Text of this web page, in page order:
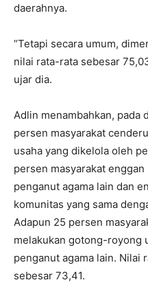
daerahnya.
“Tetapi secara umum,
nilai rata-rata sebesar
ujar dia.
Adlin menambahkan, pada
persen masyarakat
usaha yang dikelola oleh
persen masyarakat
penganut agama lain dan
komunitas yang sama
Adapun 25 persen
melakukan gotong-royong
penganut agama lain. Nilai
sebesar 73,41.